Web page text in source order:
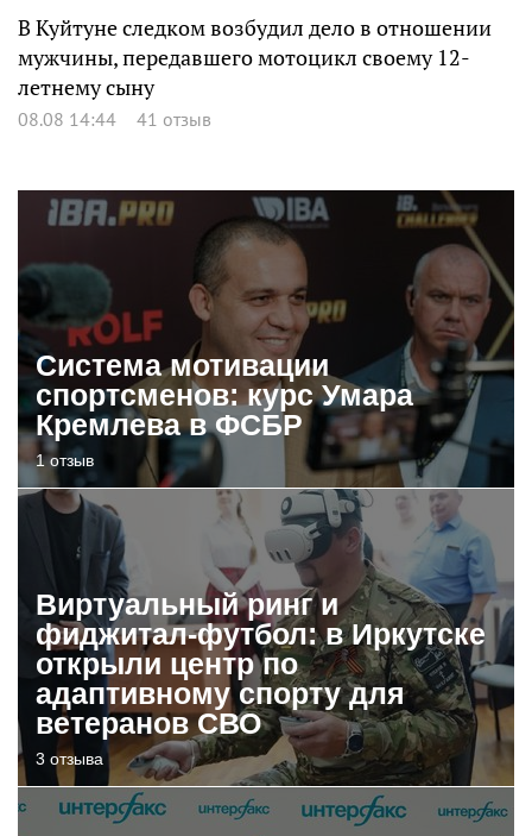
В Куйтуне следком возбудил дело в отношении
мужчины, передавшего мотоцикл своему 12-
летнему сыну
08.08 14:44 41 отзыв
Система мотивации
спортсменов: курс Умара
Кремлева в ФСБР
1 отзыв
Виртуальный ринг и
фиджитал-футбол: в Иркутске
открыли центр по
адаптивному спорту для
ветеранов СВО
3 отзыва